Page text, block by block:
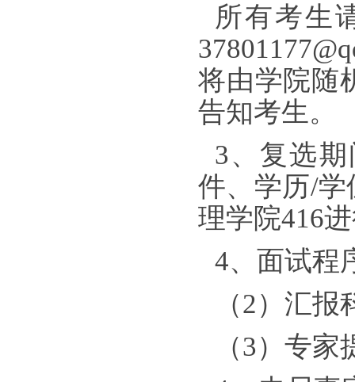
所有考生
将由学院随
告知考生。
3、复选
件、学历/
理学院416
4、面试程
（2）汇报
（3）专家